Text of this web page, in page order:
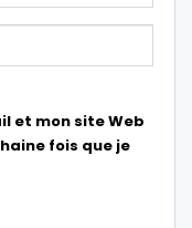
et mon site Web
fois que je